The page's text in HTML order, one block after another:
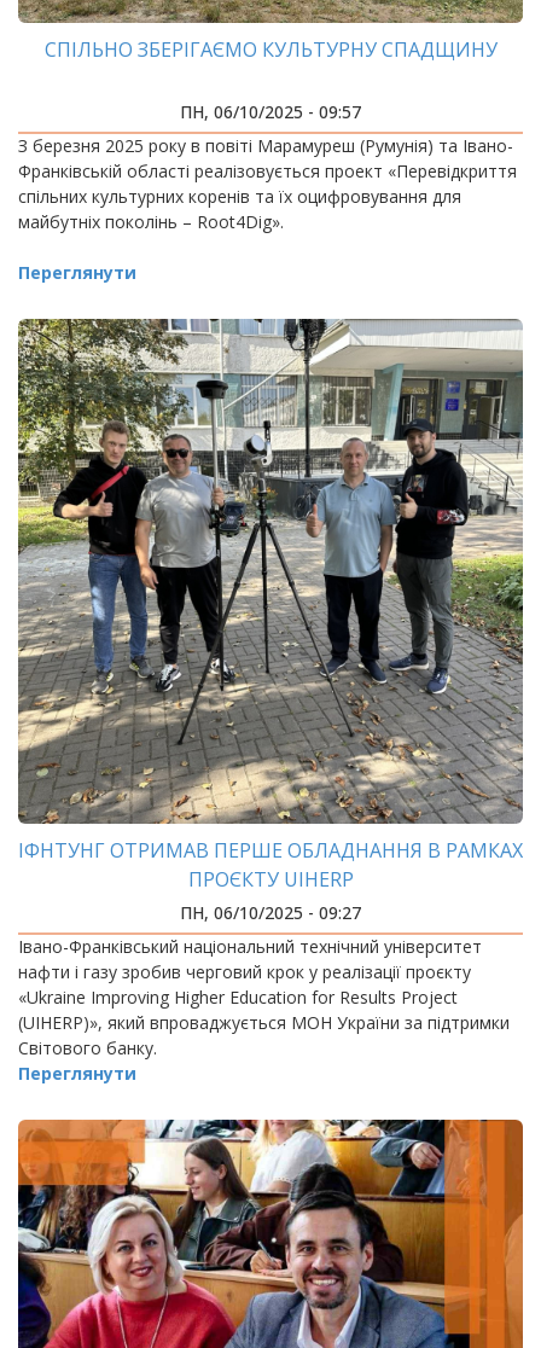
СПІЛЬНО ЗБЕРІГАЄМО КУЛЬТУРНУ СПАДЩИНУ
ПН, 06/10/2025 - 09:57
З березня 2025 року в повіті Марамуреш (Румунія) та Івано-
Франківській області реалізовується проект «Перевідкриття
спільних культурних коренів та їх оцифровування для
майбутніх поколінь – Root4Dig».
Переглянути
ІФНТУНГ ОТРИМАВ ПЕРШЕ ОБЛАДНАННЯ В РАМКАХ
ПРОЄКТУ UIHERP
ПН, 06/10/2025 - 09:27
Івано-Франківський національний технічний університет
нафти і газу зробив черговий крок у реалізації проєкту
«Ukraine Improving Higher Education for Results Project
(UIHERP)», який впроваджується МОН України за підтримки
Світового банку.
Переглянути